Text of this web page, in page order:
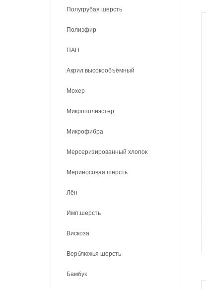
Полугрубая шерсть
Полиэфир
ПАН
Акрил высокообъёмный
Мохер
Микрополиэстер
Микрофибра
Мерсеризированный хлопок
Мериносовая шерсть
Лён
Имп.шерсть
Вискоза
Верблюжья шерсть
Бамбук